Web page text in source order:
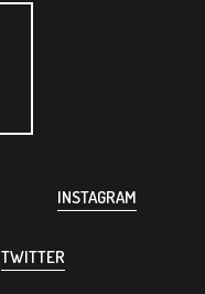
INSTAGRAM
TWITTER